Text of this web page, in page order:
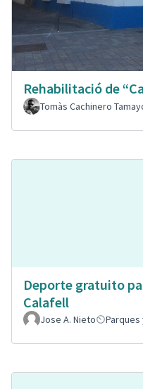
Rehabilitació de
Tomàs Cachinero
Deporte gratuito
Calafell
Jose A. Nieto